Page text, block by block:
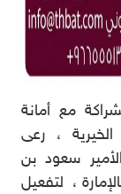
مع أمانة
، رعى
سعود بن
، لتفعيل